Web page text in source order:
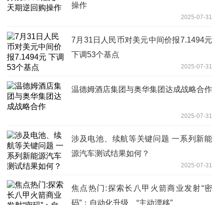
操作
2025-07-31
7月31日人民币对美元中间价报7.1494元
下调53个基点
2025-07-31
温德姆酒店集团与奥华集团达成战略合作
2025-07-31
涉及电池、续航等关键问题 一系列新能
源汽车测试结果如何？
2025-07-31
焦点热门:探索长八甲火箭商业发射“密
码”：自动化升级、“主动漂移”